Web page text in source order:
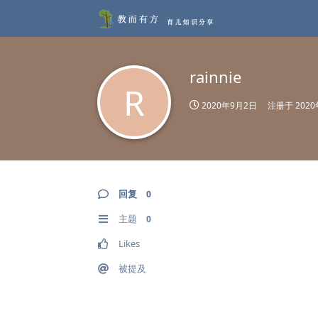
R
rainnie
2020年9月2日 注册于2020
回复 0
主题 0
Likes
被提及